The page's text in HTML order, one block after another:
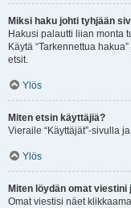
Miksi haku johti tyhjään
Hakusi palautti liian monta
Käytä “Tarkennettua
etsit.
Ylös
Miten etsin käyttäjiä?
Vieraile “Käyttäjät”-sivulla
Ylös
Miten löydän omat
Omat viestisi näet